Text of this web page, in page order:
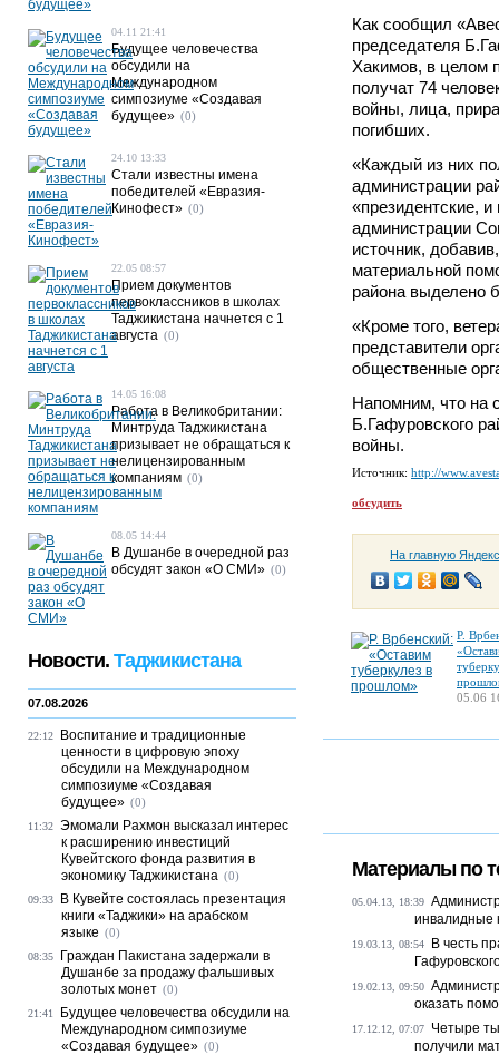
Как сообщил
председателя
Хакимов, в целом
получат 74
войны, лица,
погибших.
«Каждый из них
администрации
«президентские,
администрации
источник,
материальной
района выделено
«Кроме того,
представители
общественные
Напомним, что на
Б.Гафуровского
войны.
Источник: http://
обсудить
На главную
Р.
05.06
Материалы по
05.04.13, 18:39
инвалидные
19.03.13, 08:54
В честь
19.02.13, 09:50
оказать
17.12.12, 07:07
Четыре
получили
04.11 21:41
Будущее человечества
обсудили на
Международном
симпозиуме «Создавая
будущее» (0)
24.10 13:33
Стали известны имена
победителей «Евразия-
Кинофест» (0)
22.05 08:57
Прием документов
первоклассников в школах
Таджикистана начнется с 1
августа (0)
14.05 16:08
Работа в Великобритании:
Минтруда Таджикистана
призывает не обращаться к
нелицензированным
компаниям (0)
08.05 14:44
В Душанбе в очередной раз
обсудят закон «О СМИ» (0)
Новости. Таджикистана
07.08.2026
22:12
Воспитание и традиционные
ценности в цифровую эпоху
обсудили на Международном
симпозиуме «Создавая
будущее» (0)
11:32 Эмомали Рахмон высказал интерес
к расширению инвестиций
Кувейтского фонда развития в
экономику Таджикистана (0)
09:33
В Кувейте состоялась презентация
книги «Таджики» на арабском
языке (0)
08:35
Граждан Пакистана задержали в
Душанбе за продажу фальшивых
золотых монет (0)
21:41
Будущее человечества обсудили на
Международном симпозиуме
«Создавая будущее» (0)